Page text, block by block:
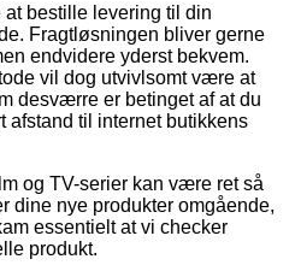
bestille levering til din
Fragtløsningen bliver gerne
endvidere yderst bekvem.
vil dog utvivlsomt være at
desværre er betinget af at du
afstand til internet butikkens
og TV-serier kan være ret så
dine nye produkter omgående,
essentielt at vi checker
produkt.